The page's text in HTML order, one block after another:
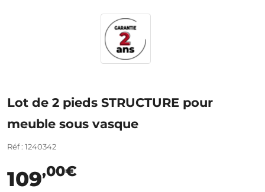
Lot de 2 pieds STRUCTURE pour
meuble sous vasque
Réf : 1240342
109,00€